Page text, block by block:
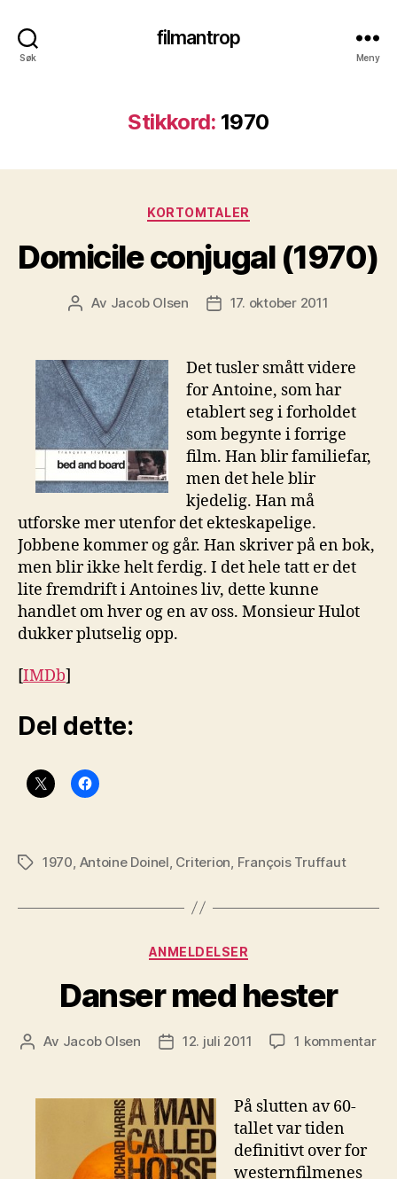
Søk
filmantrop
Meny
Stikkord: 1970
Kategorier
KORTOMTALER
Domicile conjugal (1970)
Innleggsforfatter
Av Jacob Olsen Publiseringsdato
17. oktober 2011
Det tusler smått videre
for Antoine, som har
etablert seg i forholdet
som begynte i forrige
film. Han blir familiefar,
men det hele blir
kjedelig. Han må
utforske mer utenfor det ekteskapelige.
Jobbene kommer og går. Han skriver på en bok,
men blir ikke helt ferdig. I det hele tatt er det
lite fremdrift i Antoines liv, dette kunne
handlet om hver og en av oss. Monsieur Hulot
dukker plutselig opp.
[IMDb]
Del dette:
Stikkord
1970 Antoine Doinel Criterion François Truffaut
Kategorier
ANMELDELSER
Danser med hester
Innleggsforfatter
Av Jacob Olsen Publiseringsdato
12. juli 2011 1 kommentartil
På slutten av 60-
tallet var tiden
definitivt over for
westernfilmenes